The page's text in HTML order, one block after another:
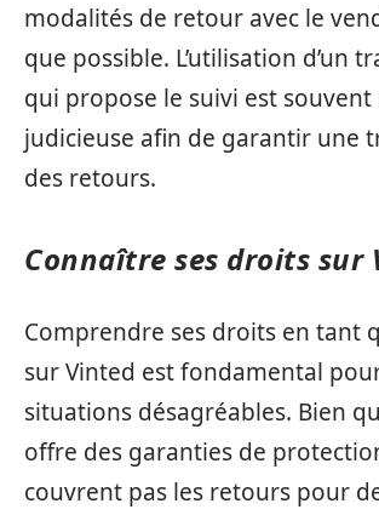
modalités de retour avec le
que possible. L’utilisation d’un
qui propose le suivi est souvent
judicieuse afin de garantir une
des retours.
Connaître ses droits sur
Comprendre ses droits en tant
sur Vinted est fondamental
situations désagréables. Bien
offre des garanties de
couvrent pas les retours pour